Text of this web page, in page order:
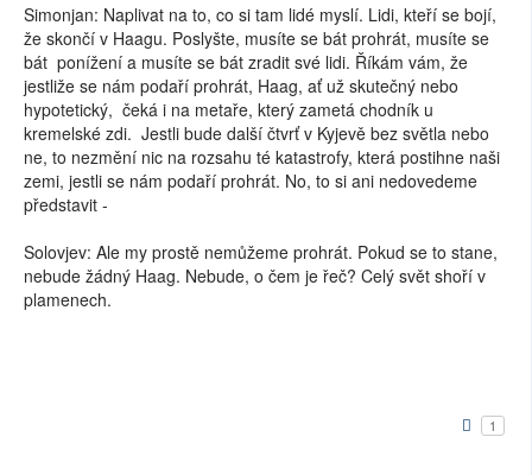
Simonjan: Naplivat na to, co si tam lidé myslí. Lidi, kteří se bojí,
že skončí v Haagu. Poslyšte, musíte se bát prohrát, musíte se
bát ponížení a musíte se bát zradit své lidi. Říkám vám, že
jestliže se nám podaří prohrát, Haag, ať už skutečný nebo
hypotetický, čeká i na metaře, který zametá chodník u
kremelské zdi. Jestli bude další čtvrť v Kyjevě bez světla nebo
ne, to nezmění nic na rozsahu té katastrofy, která postihne naši
zemi, jestli se nám podaří prohrát. No, to si ani nedovedeme
představit -
Solovjev: Ale my prostě nemůžeme prohrát. Pokud se to stane,
nebude žádný Haag. Nebude, o čem je řeč? Celý svět shoří v
plamenech.
1